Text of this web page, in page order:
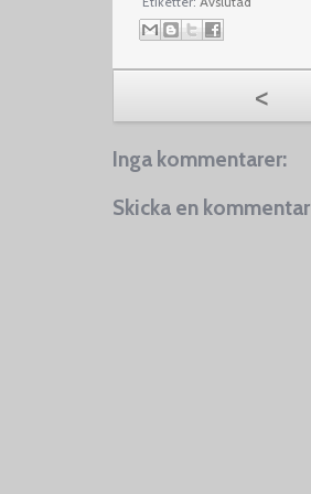
<
Inga kommentarer:
Skicka en kommentar